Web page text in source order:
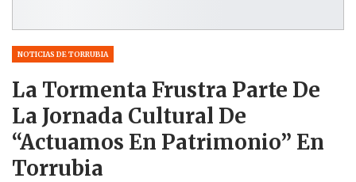
NOTICIAS DE TORRUBIA
La Tormenta Frustra Parte De
La Jornada Cultural De
“Actuamos En Patrimonio” En
Torrubia